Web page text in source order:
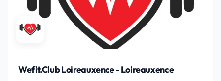
Wefit.Club Loireauxence - Loireauxence